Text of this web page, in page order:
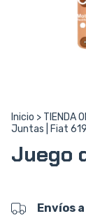
Inicio > TIENDA
Juntas | Fiat 619
Juego
Envíos